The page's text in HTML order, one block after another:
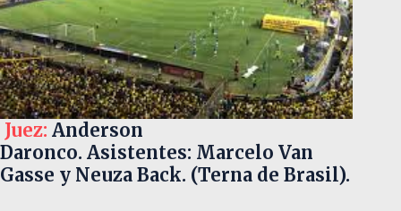
Juez: Anderson
Daronco. Asistentes: Marcelo Van
Gasse y Neuza Back. (Terna de Brasil).